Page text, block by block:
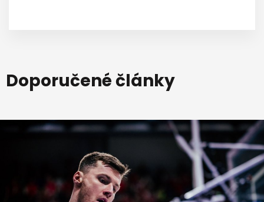
Doporučené články